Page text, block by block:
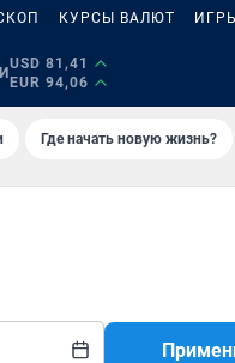
КУРСЫ ВАЛЮТ
USD 81,41
EUR 94,06
Где начать новую жизнь?